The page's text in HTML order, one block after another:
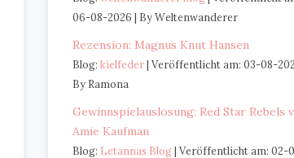
06-08-2026
By Weltenwanderer
Rezension: Magnus Knut Hansen
Blog: kielfeder Veröffentlicht am: 03-08-
By Ramona
Gewinnspielauslosung: Red Star Rebels
Amie Kaufman
Blog: Letannas Blog Veröffentlicht am: 02-